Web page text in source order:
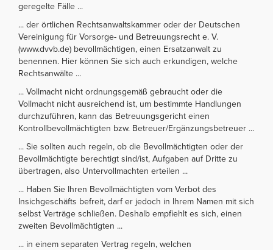
geregelte Fälle ...
... der örtlichen Rechtsanwaltskammer oder der Deutschen
Vereinigung für Vorsorge- und Betreuungsrecht e. V.
(www.dvvb.de) bevollmächtigen, einen Ersatzanwalt zu
benennen. Hier können Sie sich auch erkundigen, welche
Rechtsanwälte ...
... Vollmacht nicht ordnungsgemäß gebraucht oder die
Vollmacht nicht ausreichend ist, um bestimmte Handlungen
durchzuführen, kann das Betreuungsgericht einen
Kontrollbevollmächtigten bzw. Betreuer/Ergänzungsbetreuer ...
... Sie sollten auch regeln, ob die Bevollmächtigten oder der
Bevollmächtigte berechtigt sind/ist, Aufgaben auf Dritte zu
übertragen, also Untervollmachten erteilen ...
... Haben Sie Ihren Bevollmächtigten vom Verbot des
Insichgeschäfts befreit, darf er jedoch in Ihrem Namen mit sich
selbst Verträge schließen. Deshalb empfiehlt es sich, einen
zweiten Bevollmächtigten ...
... in einem separaten Vertrag regeln, welchen